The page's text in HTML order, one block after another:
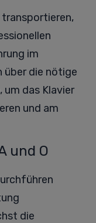
transportieren,
im
über die nötige
um das Klavier
und am
und O
die